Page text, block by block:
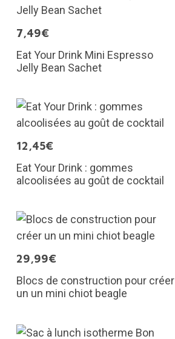
7,49€
Eat Your Drink Mini Espresso
Jelly Bean Sachet
12,45€
Eat Your Drink : gommes
alcoolisées au goût de cocktail
29,99€
Blocs de construction pour créer
un un mini chiot beagle